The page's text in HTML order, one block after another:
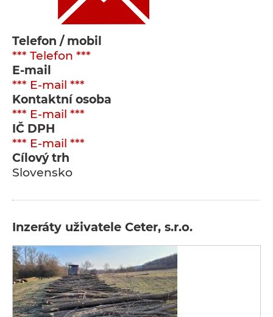
Telefon / mobil
*** Telefon ***
E-mail
*** E-mail ***
Kontaktní osoba
*** E-mail ***
IČ DPH
*** E-mail ***
Cílový trh
Slovensko
Inzeráty uživatele Ceter, s.r.o.